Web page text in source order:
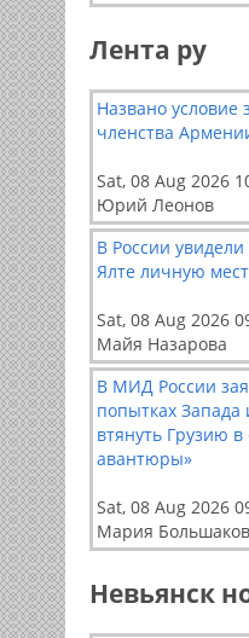
Лента ру
Названо условие
членства
Sat, 08 Aug 2026
Юрий Леонов
В России
Ялте личную
Sat, 08 Aug 2026
Майя Назарова
В МИД России
попытках
втянуть Грузию
авантюры»
Sat, 08 Aug 2026
Мария
Невьянск